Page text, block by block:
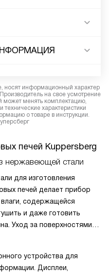
носят информационный характер
на свое усмотрение
может менять комплектацию,
технические характеристики
о товаре в инструкции.
печей Kuppersberg
нержавеющей стали
для изготовления
печей делает прибор
содержащейся
и даже готовить
Уход за поверхностями
лишь избегать абразивных
устройства для
Дисплеи,